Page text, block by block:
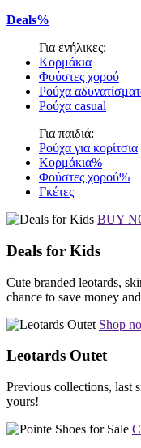
Deals%
Για ενήλικες:
Κορμάκια
Φούστες χορού
Ρούχα
Ρούχα casual
Για παιδιά:
Ρούχα για κορίτσια
Κορμάκια%
Φούστες χορού%
Γκέτες
BUY
Deals for Kids
Cute branded leotards,
chance to save money
Shop
Leotards Outet
Previous collections, last
yours!